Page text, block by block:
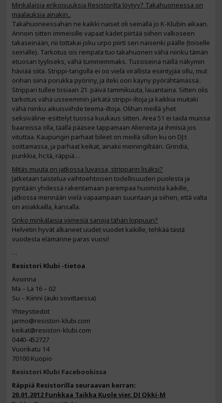
Minkälaisia erikoisuuksia Resistorilta löytyy? Takahuoneessa on
maalauksia ainakin..
Takahuoneessahan ne kaikki naiset oli seinällä jo K-Klubin aikaan.
Annoin sitten immeisille vapaat kädet piirtää siihen valkoseen
takaseinään, nii tottakai joku urpo piirti sen naisenki päälle (toiselle
seinälle). Tarkotus ois rempata tuo takahuonen vähä niinku tämän
etuosan tyyliseks, vähä tummemmaks. Tussiseinä näillä näkymin
häviää siitä. Strippi-tangolla ei oo vielä virallista esiintyjää ollu, mut
onhan siinä porukka pyöriny, ja iteki oon käyny pyörähtämässä..
Strippari tullee tosiaan 21. päivä tammikuuta, lauantaina. Sitten olis
tarkotus vähä usseemmin järkätä strippi-iltoja ja kaikkia muitaki
vähä niinku aikuisviihde teema-iltoja. Olihan meillä yhet
seksiväline-esittelyt tuossa kuukaus sitten. Area 51 ei taida muissa
baareissa olla, täällä pääsee tappamaan Alieneita ja ihmisiä jos
vituttaa. Kaupungin parhaat bileet on meillä sillon ku on DJ:t
soittamassa, ja parhaat keikat, ainakii meiningiltään. Grindiä,
punkkia, hc:tä, räppiä…
Mitäs muuta on jatkossa luvassa, stripparin lisäksi?
Jatketaan taistelua vaihtoehtoisen todellisuuden puolesta ja
pyritään yhdessä rakentamaan parempaa huomista kaikille,
jatkossa mennään vielä vapaampaan suuntaan ja siihen, että valta
on asiakkailla, kansalla.
Onko minkälaisia viimesiä sanoja tähän loppuun?
Helvetin hyvät alkaneet uudet vuodet kaikille, tehkää tästä
vuodesta elämänne paras vuosi!
…
Resistori Klubi -tietoa
Avoinna
Ma – La 16 – 02
Su – Kiinni (auki sovittaessa)
Yhteystiedot
jarmo@resistori-klubi.com
keikat@resistori-klubi.com
0440-452727
Vuorikatu 14
70100 Kuopio
Resistori Klubi Facebookissa
Räppiä Resistorilla seuraavan kerran:
20.01.2012 Funkkaa Taikka Kuole vier. DJ Okki-M